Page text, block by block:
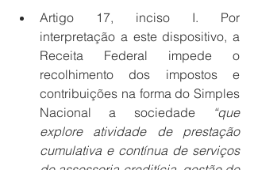
Artigo 17, inciso I. Por
interpretação a este dispositivo, a
Receita Federal impede o
recolhimento dos impostos e
contribuições na forma do Simples
Nacional a sociedade
“que
explore atividade de prestação
cumulativa e contínua de serviços